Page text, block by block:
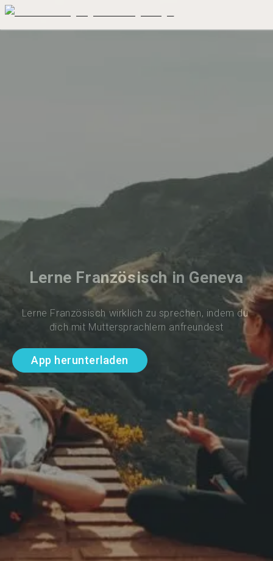
Lerne Französisch in Geneva
Lerne Französisch wirklich zu sprechen, indem du
dich mit Muttersprachlern anfreundest
App herunterladen